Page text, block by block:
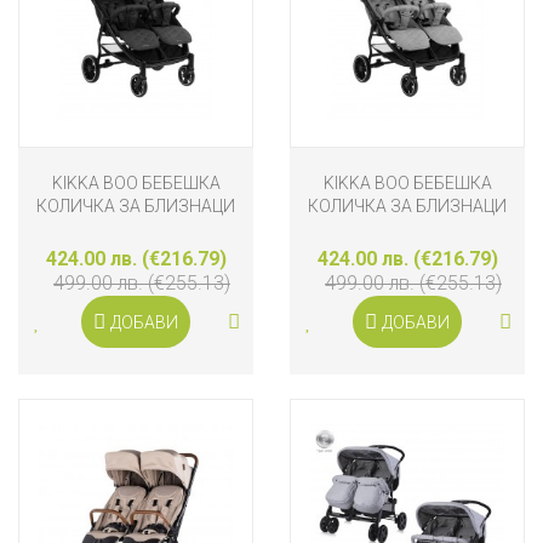
KIKKA BOO БЕБЕШКА
КОЛИЧКА ЗА БЛИЗНАЦИ
424.00 лв. (€216.79)
499.00 лв. (€255.13)
ДОБАВИ
KIKKA BOO БЕБЕШКА
КОЛИЧКА ЗА БЛИЗНАЦИ
424.00 лв. (€216.79)
499.00 лв. (€255.13)
ДОБАВИ